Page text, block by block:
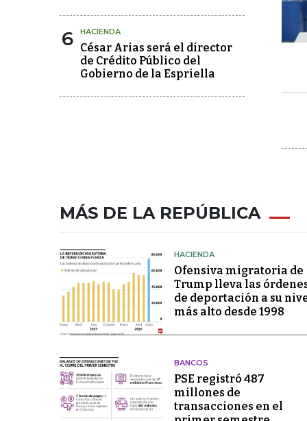
6 HACIENDA
César Arias será el director
de Crédito Público del
Gobierno de la Espriella
MÁS DE LA REPÚBLICA
HACIENDA
Ofensiva migratoria de
Trump lleva las
de deportación a su
más alto desde 1998
BANCOS
PSE registró 487
millones de
transacciones en el